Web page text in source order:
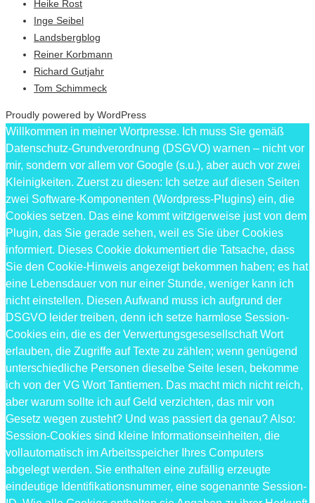
Heike Rost
Inge Seibel
Landsbergblog
Reiner Korbmann
Richard Gutjahr
Tom Schimmeck
Proudly powered by WordPress
Willkommen in meiner Wortpresse. Ich muss Sie gemäß
Datenschutz-Grundverordnung (DSGVO) warnen – nicht vor
mir, sondern vor allem vor Google (s.u.), aber auch vor zwei
Kleinigkeiten. Zuerst zu diesen: Ich setze auf diesen Seiten
zwei Software-Komponenten (Wordpress-Plugins) ein, die
Cookies setzen. Das eine kommt witzigerweise just von dem
Plugin, das Sie gerade sehen, weil es Sie über Cookies
informiert. Dieses Cookie dokumentiert die Tatsache, dass
Sie den Cookie-Hinweis angezeigt bekommen haben; es hat
eine Lebensdauer von nur einer Stunde, weniger kann ich
nicht einstellen. Diesen Aufwand muss ich aufgrund der
DSGVO leider treiben, denn ich setze harmlose Session-
Cookies ein, die es der Verwertungsgesesellschaft Wort
erlauben, die Zugriffe auf Texte zu zählen; wenn genügend
unterschiedliche Personen dieselbe Seite lesen, bekomme
ich von der VG Wort Tantiemen. Das macht mich nicht reich,
aber warum sollte ich auf Geld verzichten, das mir von
Gesetz wegen zusteht? Und was passiert da genau? Also:
Session-Cookies sind kleine Informationseinheiten, die
vollautomatisch im Arbeitsspeicher Ihres Computers
abgelegt werden. Sie enthalten eine zufällig erzeugte
eindeutige Identifikationsnummer, eine sogenannte Session-